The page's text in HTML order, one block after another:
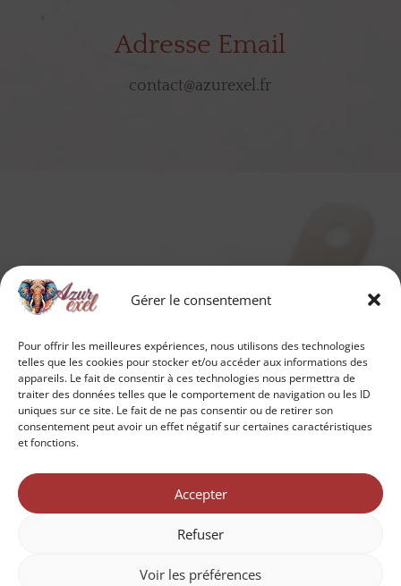
Gérer le consentement
Pour offrir les meilleures expériences, nous utilisons des technologies
telles que les cookies pour stocker et/ou accéder aux informations des
appareils. Le fait de consentir à ces technologies nous permettra de
traiter des données telles que le comportement de navigation ou les ID
uniques sur ce site. Le fait de ne pas consentir ou de retirer son
consentement peut avoir un effet négatif sur certaines caractéristiques
et fonctions.
Accepter
Refuser
Voir les préférences
Adresse Email
contact@azurexel.fr